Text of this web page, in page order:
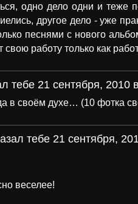
одно дело одни и теже
другое дело - уже
песнями с нового
работу только как
тебе 21 сентября, 2010
в своём духе… (10 фотка
тебе 21 сентября,
веселее!